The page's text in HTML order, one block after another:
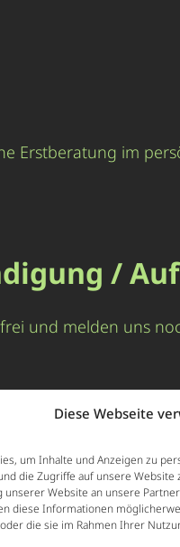
Diese Webseite
um Inhalte und Anzeigen zu
die Zugriffe auf unsere
Website an unsere
diese Informationen
die sie im Rahmen Ihrer
Erstberatung im
/
und melden uns